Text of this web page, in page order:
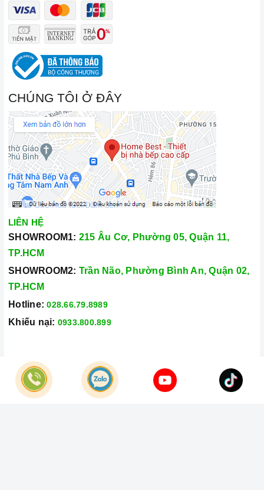
CHÚNG TÔI Ở ĐÂY
LIÊN HỆ
SHOWROOM1: 215 Âu Cơ, Phường 05, Quận 11,
TP.HCM
SHOWROOM2: Trần Não, Phường Bình An, Quận 02,
TP.HCM
Hotline: 028.66.79.8989
Khiếu nại: 0933.800.899
© Bản quyền thuộc vềCông Ty TNHH Home Best Việt Nam
Cung cấp bởi
Sapo